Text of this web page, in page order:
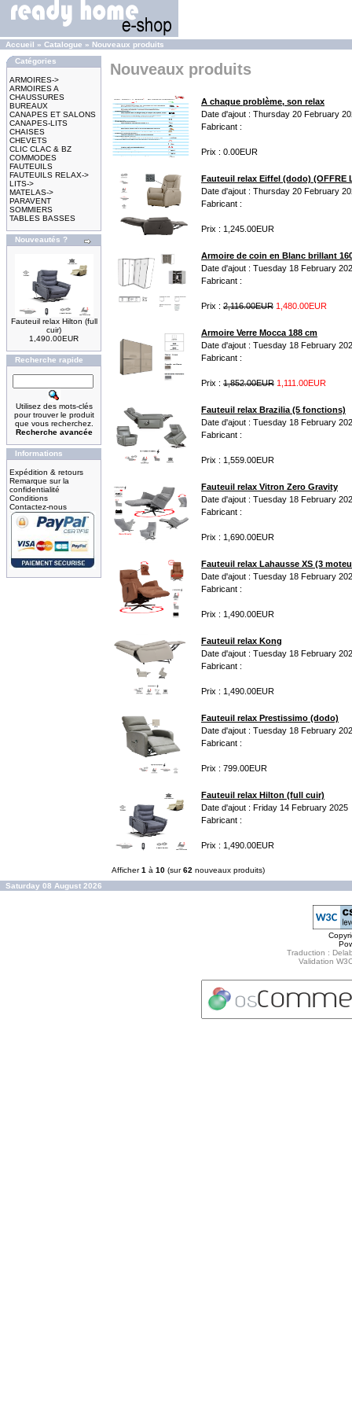
Accueil » Catalogue » Nouveaux produits
Catégories
ARMOIRES->
ARMOIRES A
CHAUSSURES
BUREAUX
CANAPES ET SALONS
CANAPES-LITS
CHAISES
CHEVETS
CLIC CLAC & BZ
COMMODES
FAUTEUILS
FAUTEUILS RELAX->
LITS->
MATELAS->
PARAVENT
SOMMIERS
TABLES BASSES
Nouveautés ?
Fauteuil relax Hilton (full
cuir)
1,490.00EUR
Recherche rapide
Utilisez des mots-clés
pour trouver le produit
que vous recherchez.
Recherche avancée
Informations
Expédition & retours
Remarque sur la
confidentialité
Conditions
Contactez-nous
Nouveaux produits
A chaque problème, son relax
Date d'ajout : Thursday 20 February
Fabricant :
Prix : 0.00EUR
Fauteuil relax Eiffel (dodo) (OFFRE
Date d'ajout : Thursday 20 February
Fabricant :
Prix : 1,245.00EUR
Armoire de coin en Blanc brillant
Date d'ajout : Tuesday 18 February
Fabricant :
Prix : 2,116.00EUR 1,480.00EUR
Armoire Verre Mocca 188 cm
Date d'ajout : Tuesday 18 February
Fabricant :
Prix : 1,852.00EUR 1,111.00EUR
Fauteuil relax Brazilia (5 fonctions)
Date d'ajout : Tuesday 18 February
Fabricant :
Prix : 1,559.00EUR
Fauteuil relax Vitron Zero Gravity
Date d'ajout : Tuesday 18 February
Fabricant :
Prix : 1,690.00EUR
Fauteuil relax Lahausse XS (3
Date d'ajout : Tuesday 18 February
Fabricant :
Prix : 1,490.00EUR
Fauteuil relax Kong
Date d'ajout : Tuesday 18 February
Fabricant :
Prix : 1,490.00EUR
Fauteuil relax Prestissimo (dodo)
Date d'ajout : Tuesday 18 February
Fabricant :
Prix : 799.00EUR
Fauteuil relax Hilton (full cuir)
Date d'ajout : Friday 14 February 2025
Fabricant :
Prix : 1,490.00EUR
Afficher1 à 10 (sur62 nouveaux produits)
Saturday 08 August 2026
Traduction :
Validation